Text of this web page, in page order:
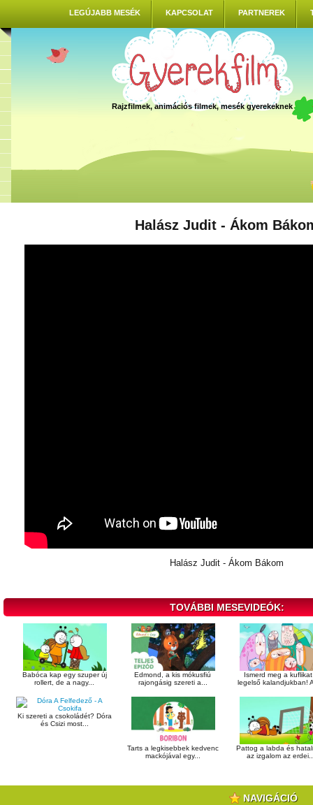
LEGÚJABB MESÉK KAPCSOLAT PARTNEREK
Rajzfilmek, animációs filmek, mesék gyerekeknek
Halász Judit - Ákom
Halász Judit - Ákom Bákom
TOVÁBBI MESEVIDEÓK:
Babóca kap egy szuper új
rollert, de a nagy...
Edmond, a kis mókusfiú
rajongásig szereti a...
Ismerd meg a
legelső kalandjukban!
Ki szereti a csokoládét? Dóra
és Csizi most...
Tarts a legkisebbek kedvenc
mackójával egy...
Pattog a labda és
az izgalom az
NAVIGÁCIÓ